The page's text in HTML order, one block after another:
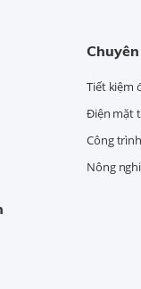
Tiết kiệm
Điện mặt
Công
Nông